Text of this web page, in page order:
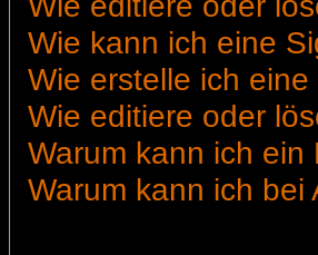
Wie kann ich eine
Wie erstelle ich
Wie editiere oder
Warum kann ich
Warum kann ich bei